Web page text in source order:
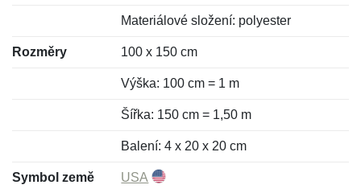
Materiálové složení: polyester
Rozměry 100 x 150 cm
Výška: 100 cm = 1 m
Šířka: 150 cm = 1,50 m
Balení: 4 x 20 x 20 cm
Symbol země USA